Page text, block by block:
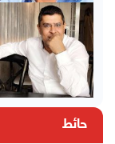
حائط